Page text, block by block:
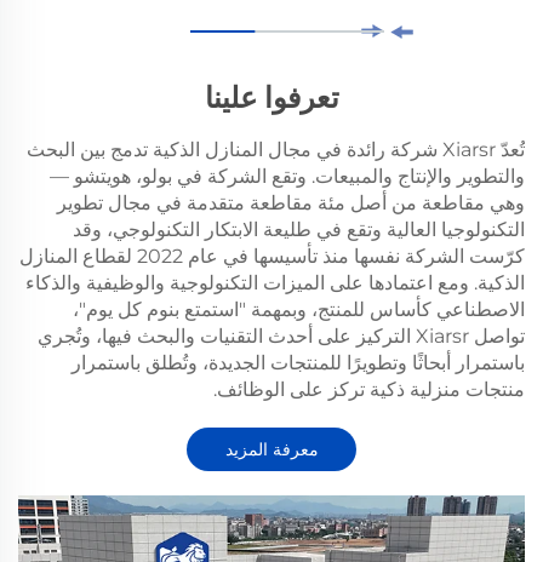
تعرفوا علينا
تُعدّ Xiarsr شركة رائدة في مجال المنازل الذكية تدمج بين البحث
والتطوير والإنتاج والمبيعات. وتقع الشركة في بولو، هويتشو —
وهي مقاطعة من أصل مئة مقاطعة متقدمة في مجال تطوير
التكنولوجيا العالية وتقع في طليعة الابتكار التكنولوجي، وقد
كرّست الشركة نفسها منذ تأسيسها في عام 2022 لقطاع المنازل
الذكية. ومع اعتمادها على الميزات التكنولوجية والوظيفية والذكاء
الاصطناعي كأساس للمنتج، وبمهمة "استمتع بنوم كل يوم"،
تواصل Xiarsr التركيز على أحدث التقنيات والبحث فيها، وتُجري
باستمرار أبحاثًا وتطويرًا للمنتجات الجديدة، وتُطلق باستمرار
منتجات منزلية ذكية تركز على الوظائف.
معرفة المزيد